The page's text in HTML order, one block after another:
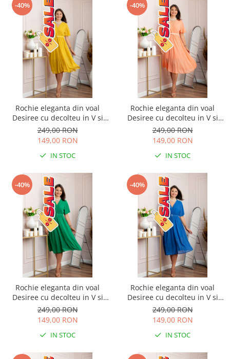
-40%
Rochie eleganta din voal
Desiree cu decolteu in V si
curea - Galben
249,00 RON
149,00 RON
IN STOC
-40%
Rochie eleganta din voal
Desiree cu decolteu in V si
curea - Piersica
249,00 RON
149,00 RON
IN STOC
-40%
Rochie eleganta din voal
Desiree cu decolteu in V si
curea - Verde smarald
249,00 RON
149,00 RON
IN STOC
-40%
Rochie eleganta din voal
Desiree cu decolteu in V si
curea - Albastru regal
249,00 RON
149,00 RON
IN STOC